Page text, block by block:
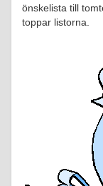
önskelista till
toppar listorna.